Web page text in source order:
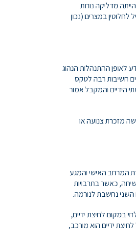
מדליקה נורות
במצרים (נכון
לאופן ההתנהלות הנהוג
חשיבות רבה לטקס
הידיים והמקבל אמור
מזכרת צנועה או
המרחב האישי והמגע
כאשר בתרבויות
במקום לחיצת ידיים,
ידיים הוא מורכב,